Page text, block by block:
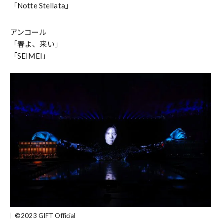
「Notte Stellata」
アンコール
「春よ、来い」
「SEIMEI」
©2023 GIFT Official